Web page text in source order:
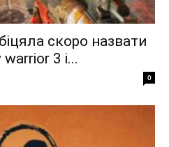
скоро назвати
3 і...
0